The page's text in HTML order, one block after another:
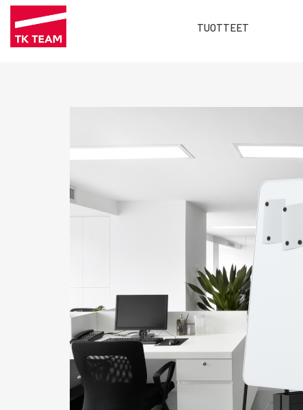
Hyppää
MainTUOTTEET